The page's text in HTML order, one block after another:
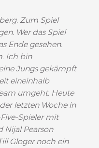
Zum Spiel
Wer das Spiel
Ende gesehen.
Ich bin
Jungs gekämpft
eineinhalb
umgeht. Heute
letzten Woche in
Spieler mit
Nijal Pearson
Gloger noch ein